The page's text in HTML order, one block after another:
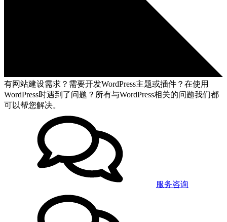
有网站建设需求？需要开发WordPress主题或插件？在使用
WordPress时遇到了问题？所有与WordPress相关的问题我们都
可以帮您解决。
服务咨询